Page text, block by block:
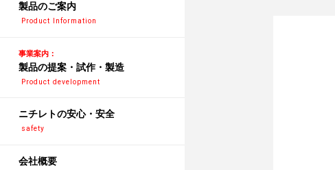
製品のご案内
Product Information
事業案内：
製品の提案・試作・製造
Product development
ニチレトの安心・安全
safety
会社概要